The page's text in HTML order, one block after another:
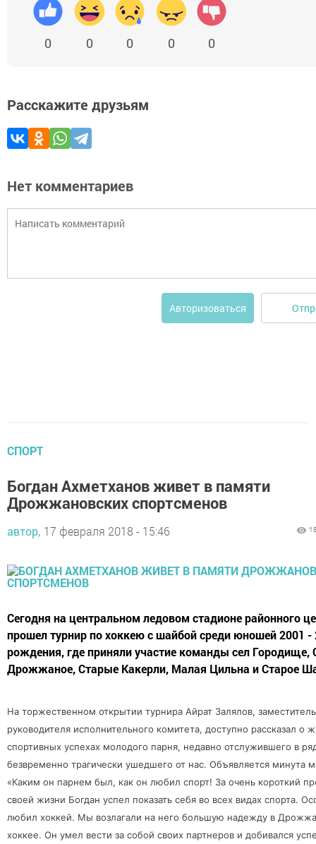
0 0 0 0 0
Расскажите друзьям
Нет комментариев
Авторизоваться
СПОРТ
Богдан Ахметханов живет в памяти
Дрожжановских спортсменов
автор, 17 февраля 2018 - 15:46
Сегодня на центральном ледовом стадионе районного
прошел турнир по хоккею с шайбой среди юношей 2001 -
рождения, где приняли участие команды сел Городище,
Дрожжаное, Старые Какерли, Малая Цильна и Старое
На торжественном открытии турнира Айрат Залялов, заместитель
руководителя исполнительного комитета, доступно рассказал о
спортивных успехах молодого парня, недавно отслужившего в
безвременно трагически ушедшего от нас. Объявляется минута
«Каким он парнем был, как он любил спорт! За очень короткий
своей жизни Богдан успел показать себя во всех видах спорта.
любил хоккей. Мы возлагали на него большую надежду в
хоккее. Он умел вести за собой своих партнеров и добивался